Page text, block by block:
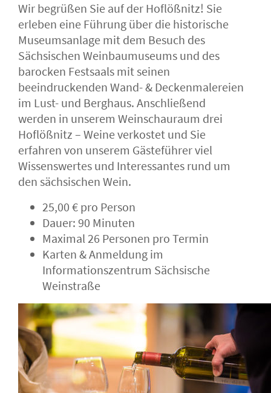
Wir begrüßen Sie auf der Hoflößnitz! Sie
erleben eine Führung über die historische
Museumsanlage mit dem Besuch des
Sächsischen Weinbaumuseums und des
barocken Festsaals mit seinen
beeindruckenden Wand- & Deckenmalereien
im Lust- und Berghaus. Anschließend
werden in unserem Weinschauraum drei
Hoflößnitz – Weine verkostet und Sie
erfahren von unserem Gästeführer viel
Wissenswertes und Interessantes rund um
den sächsischen Wein.
25,00 € pro Person
Dauer: 90 Minuten
Maximal 26 Personen pro Termin
Karten & Anmeldung im
Informationszentrum Sächsische
Weinstraße